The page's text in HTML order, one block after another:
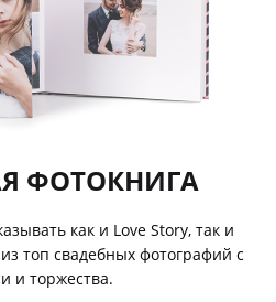
ФОТОКНИГА
как и Love Story, так и
топ свадебных фотографий с
и торжества.